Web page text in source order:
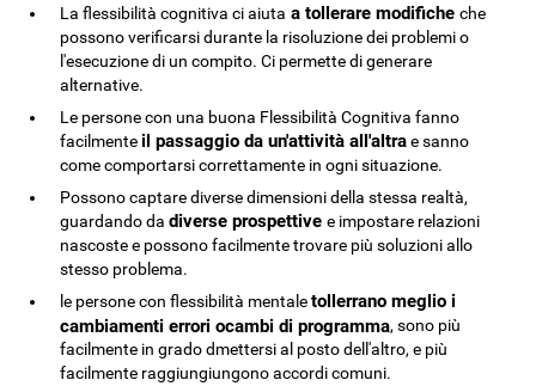
La flessibilità cognitiva ci aiuta a tollerare modificheche
possono verificarsi durante la risoluzione dei problemi o
l'esecuzione di un compito. Ci permette di generare
alternative.
Le persone con una buona Flessibilità Cognitiva fanno
facilmenteil passaggio da un'attività all'altrae sanno
come comportarsi correttamente in ogni situazione.
Possono captare diverse dimensioni della stessa realtà,
guardando dadiverse prospettivee impostare relazioni
nascoste e possono facilmente trovare più soluzioni allo
stesso problema.
le persone con flessibilità mentaletollerrano meglio i
cambiamenti errori ocambi di programma, sono più
facilmente in grado dmettersi al posto dell'altro, e più
facilmente raggiungiungono accordi comuni.